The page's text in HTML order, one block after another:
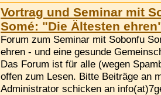
Vortrag und Seminar mit
Somé: "Die Ältesten
Forum zum Seminar mit Sobonfu
ehren - und eine gesunde
Das Forum ist für alle (wegen
offen zum Lesen. Bitte Beiträge an
Administrator schicken an